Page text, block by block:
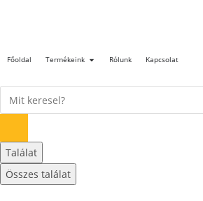
Főoldal Termékeink Rólunk Kapcsolat
Találat
Összes találat